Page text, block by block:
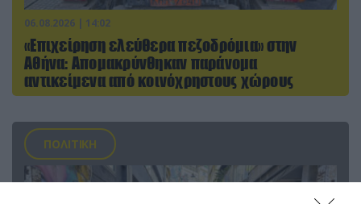
06.08.2026 | 14:02
«Επιχείρηση ελεύθερα πεζοδρόμια» στην
Αθήνα: Απομακρύνθηκαν παράνομα
αντικείμενα από κοινόχρηστους χώρους
ΠΟΛΙΤΙΚΗ